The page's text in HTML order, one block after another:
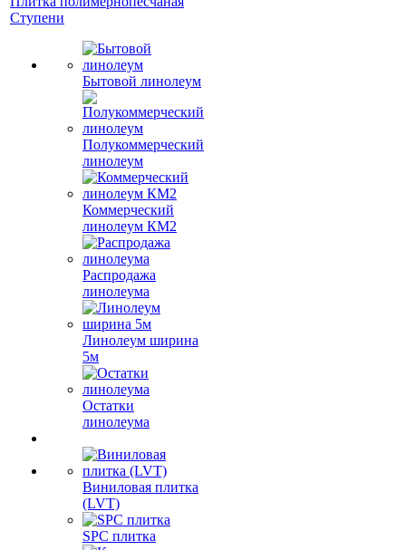
Ступени
Бытовой линолеум
Полукоммерческий
линолеум
Коммерческий
линолеум КМ2
Распродажа
линолеума
Линолеум ширина
5м
Остатки
линолеума
Виниловая плитка
(LVT)
SPC плитка